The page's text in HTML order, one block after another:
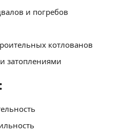
и погребов
котлованов
затоплениями